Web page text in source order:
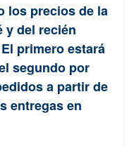
los precios de la
y del recién
primero estará
segundo por
a partir de
entregas en